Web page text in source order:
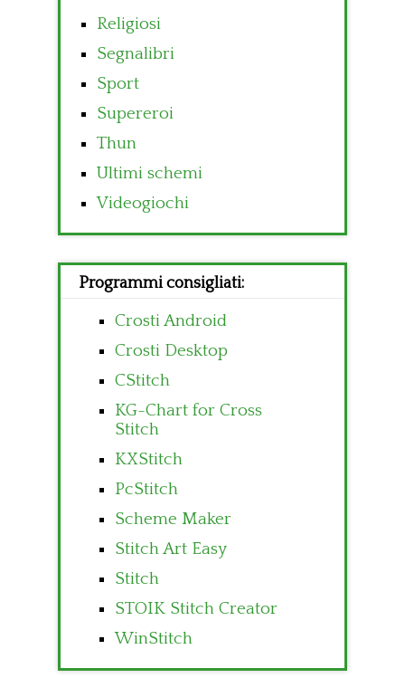
Religiosi
Segnalibri
Sport
Supereroi
Thun
Ultimi schemi
Videogiochi
Programmi consigliati:
Crosti Android
Crosti Desktop
CStitch
KG-Chart for Cross
Stitch
KXStitch
PcStitch
Scheme Maker
Stitch Art Easy
Stitch
STOIK Stitch Creator
WinStitch